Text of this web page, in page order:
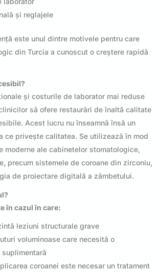
și reglajele
este unul dintre motivele pentru care
din Turcia a cunoscut o creștere rapidă
și costurile de laborator mai reduse
să ofere restaurări de înaltă calitate
Acest lucru nu înseamnă însă un
ce privește calitatea. Se utilizează în mod
moderne ale cabinetelor stomatologice,
precum sistemele de coroane din zirconiu,
de proiectare digitală a zâmbetului.
în cazul în care:
leziuni structurale grave
voluminoase care necesită o
coroanei este necesar un tratament